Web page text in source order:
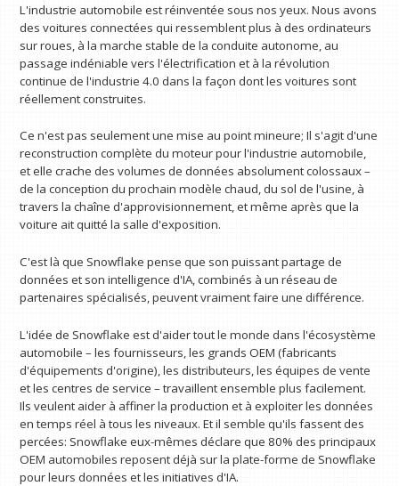
L'industrie automobile est réinventée sous nos yeux. Nous avons
des voitures connectées qui ressemblent plus à des ordinateurs
sur roues, à la marche stable de la conduite autonome, au
passage indéniable vers l'électrification et à la révolution
continue de l'industrie 4.0 dans la façon dont les voitures sont
réellement construites.
Ce n'est pas seulement une mise au point mineure; Il s'agit d'une
reconstruction complète du moteur pour l'industrie automobile,
et elle crache des volumes de données absolument colossaux –
de la conception du prochain modèle chaud, du sol de l'usine, à
travers la chaîne d'approvisionnement, et même après que la
voiture ait quitté la salle d'exposition.
C'est là que Snowflake pense que son puissant partage de
données et son intelligence d'IA, combinés à un réseau de
partenaires spécialisés, peuvent vraiment faire une différence.
L'idée de Snowflake est d'aider tout le monde dans l'écosystème
automobile – les fournisseurs, les grands OEM (fabricants
d'équipements d'origine), les distributeurs, les équipes de vente
et les centres de service – travaillent ensemble plus facilement.
Ils veulent aider à affiner la production et à exploiter les données
en temps réel à tous les niveaux. Et il semble qu'ils fassent des
percées: Snowflake eux-mêmes déclare que 80% des principaux
OEM automobiles reposent déjà sur la plate-forme de Snowflake
pour leurs données et les initiatives d'IA.